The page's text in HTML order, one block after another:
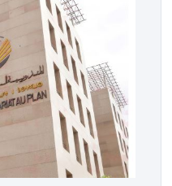
اقتصادية غير مسبوقة
العملية النقلية، حيث […]